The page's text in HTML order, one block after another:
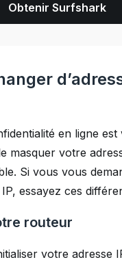
Obtenir Surfshark
en ligne est
masquer votre
Si vous vous
essayez ces
routeur
votre adresse